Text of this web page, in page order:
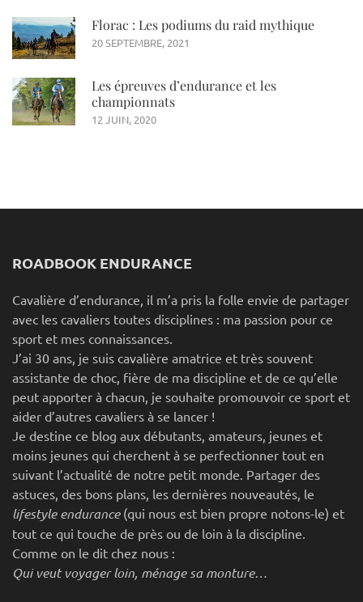
Florac : Les podiums du raid mythique
20 SEPTEMBRE, 2021
Les épreuves d’endurance et les
championnats
12 JUIN, 2020
ROADBOOK ENDURANCE
Cavalière d’endurance, il m’a pris la folle envie de partager
avec les cavaliers toutes disciplines : ma passion pour ce
sport et mes connaissances.
J’ai 30 ans, je suis cavalière amatrice et très souvent
assistante de choc, fière de ma discipline et de ce qu’elle
peut apporter à chacun, je souhaite promouvoir ce sport et
aider d’autres cavaliers à se lancer !
Je destine ce blog aux débutants, amateurs, jeunes et
moins jeunes qui cherchent à se perfectionner tout en
suivant l’actualité de notre petit monde. Partager des
astuces, des bons plans, les dernières nouveautés, le
lifestyle endurance(qui nous est bien propre notons-le) et
tout ce qui touche de près ou de loin à la discipline.
Comme on le dit chez nous :
Qui veut voyager loin, ménage sa monture…